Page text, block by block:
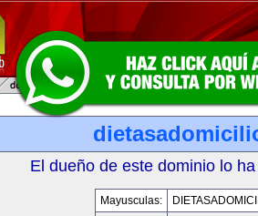
El dueño de este dominio lo
Mayusculas: